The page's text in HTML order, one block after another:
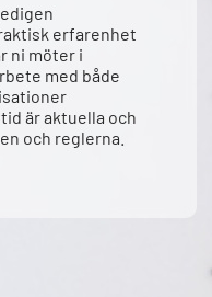
erfarenhet
ni möter i
med både
är aktuella och
och reglerna.